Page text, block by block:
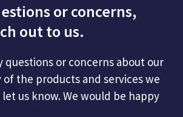
or concerns,
out to us.
questions or concerns about our
the products and services we
us know. We would be happy